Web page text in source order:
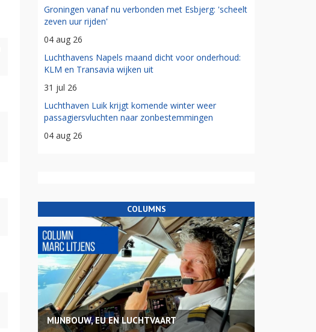
Groningen vanaf nu verbonden met Esbjerg: 'scheelt
zeven uur rijden'
04 aug 26
Luchthavens Napels maand dicht voor onderhoud:
KLM en Transavia wijken uit
31 jul 26
Luchthaven Luik krijgt komende winter weer
passagiersvluchten naar zonbestemmingen
04 aug 26
COLUMNS
MIJNBOUW, EU EN LUCHTVAART